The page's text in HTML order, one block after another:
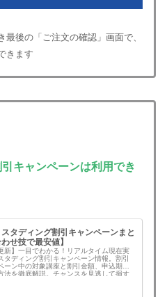
後の「ご注文の確認」画面で、
きます
キャンペーンは利用でき
タディング割引キャンペーンまと
せ技で最安値】
新】一目でわかる！リアルタイム現在実
タディング割引キャンペーン情報。割引
ーン中の対象講座と割引金額、申込期限
法を徹底解説。チャンスを見逃して損す